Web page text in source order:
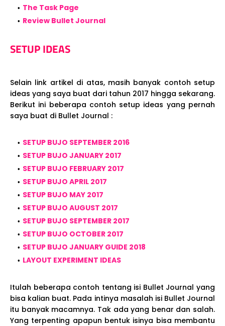
The Task Page
Review Bullet Journal
SETUP IDEAS
Selain link artikel di atas, masih banyak contoh setup
ideas yang saya buat dari tahun 2017 hingga sekarang.
Berikut ini beberapa contoh setup ideas yang pernah
saya buat di Bullet Journal :
SETUP BUJO SEPTEMBER 2016
SETUP BUJO JANUARY 2017
SETUP BUJO FEBRUARY 2017
SETUP BUJO APRIL 2017
SETUP BUJO MAY 2017
SETUP BUJO AUGUST 2017
SETUP BUJO SEPTEMBER 2017
SETUP BUJO OCTOBER 2017
SETUP BUJO JANUARY GUIDE 2018
LAYOUT EXPERIMENT IDEAS
Itulah beberapa contoh tentang isi Bullet Journal yang
bisa kalian buat. Pada intinya masalah isi Bullet Journal
itu banyak macamnya. Tak ada yang benar dan salah.
Yang terpenting apapun bentuk isinya bisa membantu